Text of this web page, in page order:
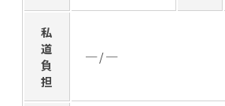
私
道
負
担
─ / ─